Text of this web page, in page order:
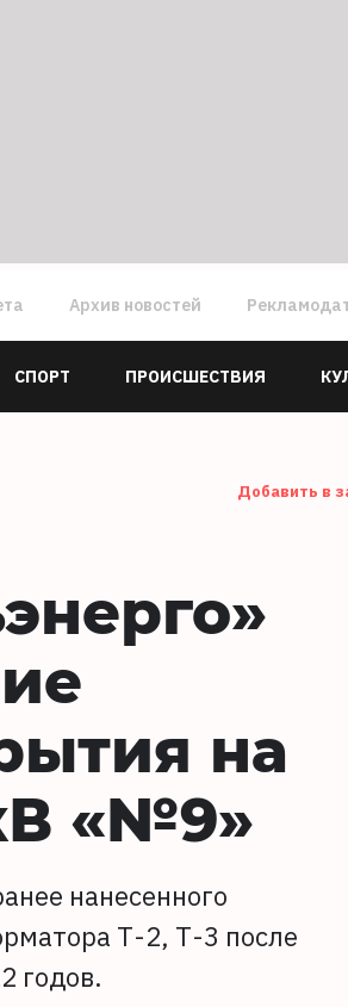
Архив новостей
СПОРТ ПРОИСШЕСТВИЯ
Добавить в
на
«№9»
нанесенного
Т-2, Т-3 после
годов.